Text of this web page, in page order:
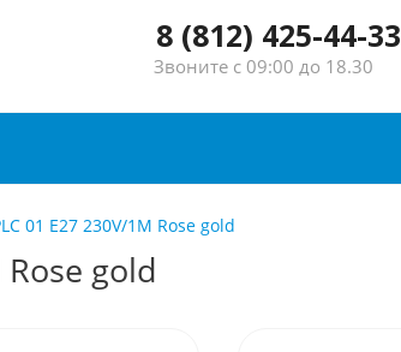
8 (812) 425-44-33
Звоните с 09:00 до 18.30
01 E27 230V/1M Rose gold
gold